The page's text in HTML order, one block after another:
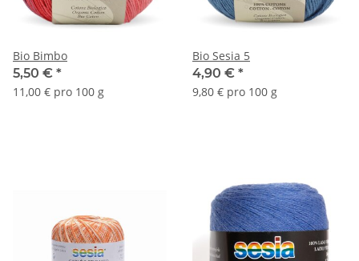
Bio Bimbo
5,50 € *
11,00 € pro 100 g
Bio Sesia 5
4,90 € *
9,80 € pro 100 g